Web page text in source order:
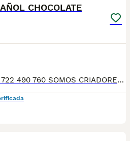
CHOCOLATE
TELÉFONO O WHATSAPP 722 490 760 SOMOS CRIADORES DIRECTOS SIN INTERMEDIARIOS! MAS DE 20 AÑOS EN EL SECTOR NOS AVALAN, VALORANDO NO SOLO LA CRIA RESPONSABLE SI NO TAMBIEN LA SELECCIÓN PARA MEJORAR LA RAZA DURANTE TODOS ESTOS AÑOS. NUESTROS CACHORROS SE ENTREGAN PREVIAMENTE REVISADOS POR UN VETERINARIO PROFESIONAL Y BAJO LOS MAS ESTRICTOS CONTROLES DE SALUD, HACEMOS HINCAPIÉ EN SU SOCIABILIZACIÓN PARA SU CORRECTO DESARROLLO NEUROLOGICO! Y OS ASESORAMOS ANTES DURANTE Y DESPUES DE LA ENTREGA PARA QUE TODO SEA LO MAS AFABLE Y FACIL POSIBLE DURANTE LA ADAPTACION! NUESTROS BEBE SE ENTREGAN A PARTIR DE LOS DOS MESES CON SUS VACUNAS AL DIA, DESPARASITADOS Y CON GARANTIAS DE SALUD, MICROCHIP Y CARTILLA DE VACUNACION! SI BUSCAS UN COMPAÑERO SANO Y EQUILIBRADO ESTE ES EL LUGAR, TE ASESORAREMOS DURANTE TODO EL PROCESO NO DUDES EN CONSULTAR POR NUESTROS PEQUES AL 722 490 760